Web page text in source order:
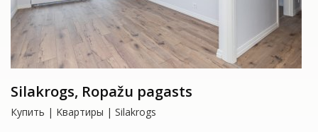
Silakrogs, Ropažu pagasts
Купить | Kвартиры | Silakrogs